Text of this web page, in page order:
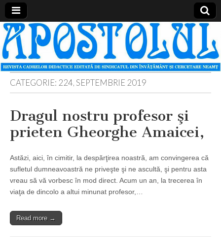
Apostolul
Revista
cadrelor
didactice
din
judetul
Neamt
CATEGORIE: 224, SEPTEMBRIE 2019
Dragul nostru profesor şi
prieten Gheorghe Amaicei,
Astăzi, aici, în cimitir, la despărţirea noastră, am convingerea că
sufletul dumneavoastră ne priveşte şi ne ascultă, şi pentru asta
vreau să vă vorbesc în mod direct. Acum un an, la trecerea în
viaţa de dincolo a altui minunat profesor,…
Read more →